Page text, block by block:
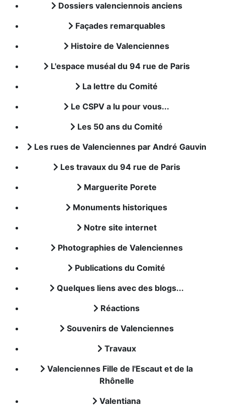
Dossiers valenciennois anciens
Façades remarquables
Histoire de Valenciennes
L'espace muséal du 94 rue de Paris
La lettre du Comité
Le CSPV a lu pour vous...
Les 50 ans du Comité
Les rues de Valenciennes par André Gauvin
Les travaux du 94 rue de Paris
Marguerite Porete
Monuments historiques
Notre site internet
Photographies de Valenciennes
Publications du Comité
Quelques liens avec des blogs...
Réactions
Souvenirs de Valenciennes
Travaux
Valenciennes Fille de l'Escaut et de la
Rhônelle
Valentiana